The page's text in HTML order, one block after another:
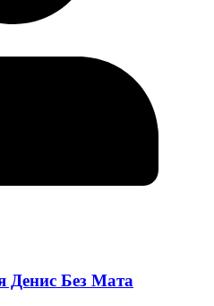
Денис Без Мата